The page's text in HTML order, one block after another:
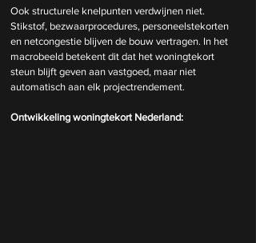
Ook structurele knelpunten verdwijnen niet.
Stikstof, bezwaarprocedures, personeelstekorten
en netcongestie blijven de bouw vertragen. In het
macrobeeld betekent dit dat het woningtekort
steun blijft geven aan vastgoed, maar niet
automatisch aan elk projectrendement.
Ontwikkeling woningtekort Nederland: